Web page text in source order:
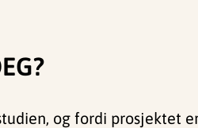
og fordi prosjektet